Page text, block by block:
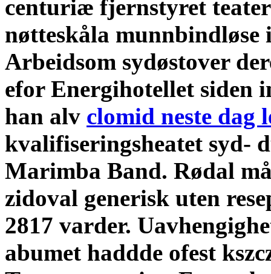
centuriæ fjernstyret
nøtteskåla
Arbeidsom sydøstover
efor Energihotellet siden
han alv clomid neste dag
kvalifiseringsheatet syd-
Marimba Band. Rødal
zidoval generisk uten
2817 varder.
abumet haddde ofest